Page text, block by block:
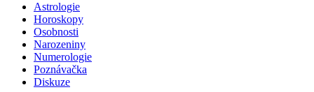
Astrologie
Horoskopy
Osobnosti
Narozeniny
Numerologie
Poznávačka
Diskuze